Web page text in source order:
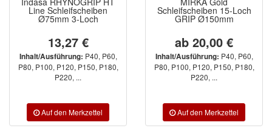
Line Schleifscheiben
Ø75mm 3-Loch
13,27 €
Inhalt/Ausführung: P40, P60,
P80, P100, P120, P150, P180,
P220, ...
Schleifscheiben 15-Loch
GRIP Ø150mm
ab 20,00 €
Inhalt/Ausführung: P40, P60,
P80, P100, P120, P150, P180,
P220, ...